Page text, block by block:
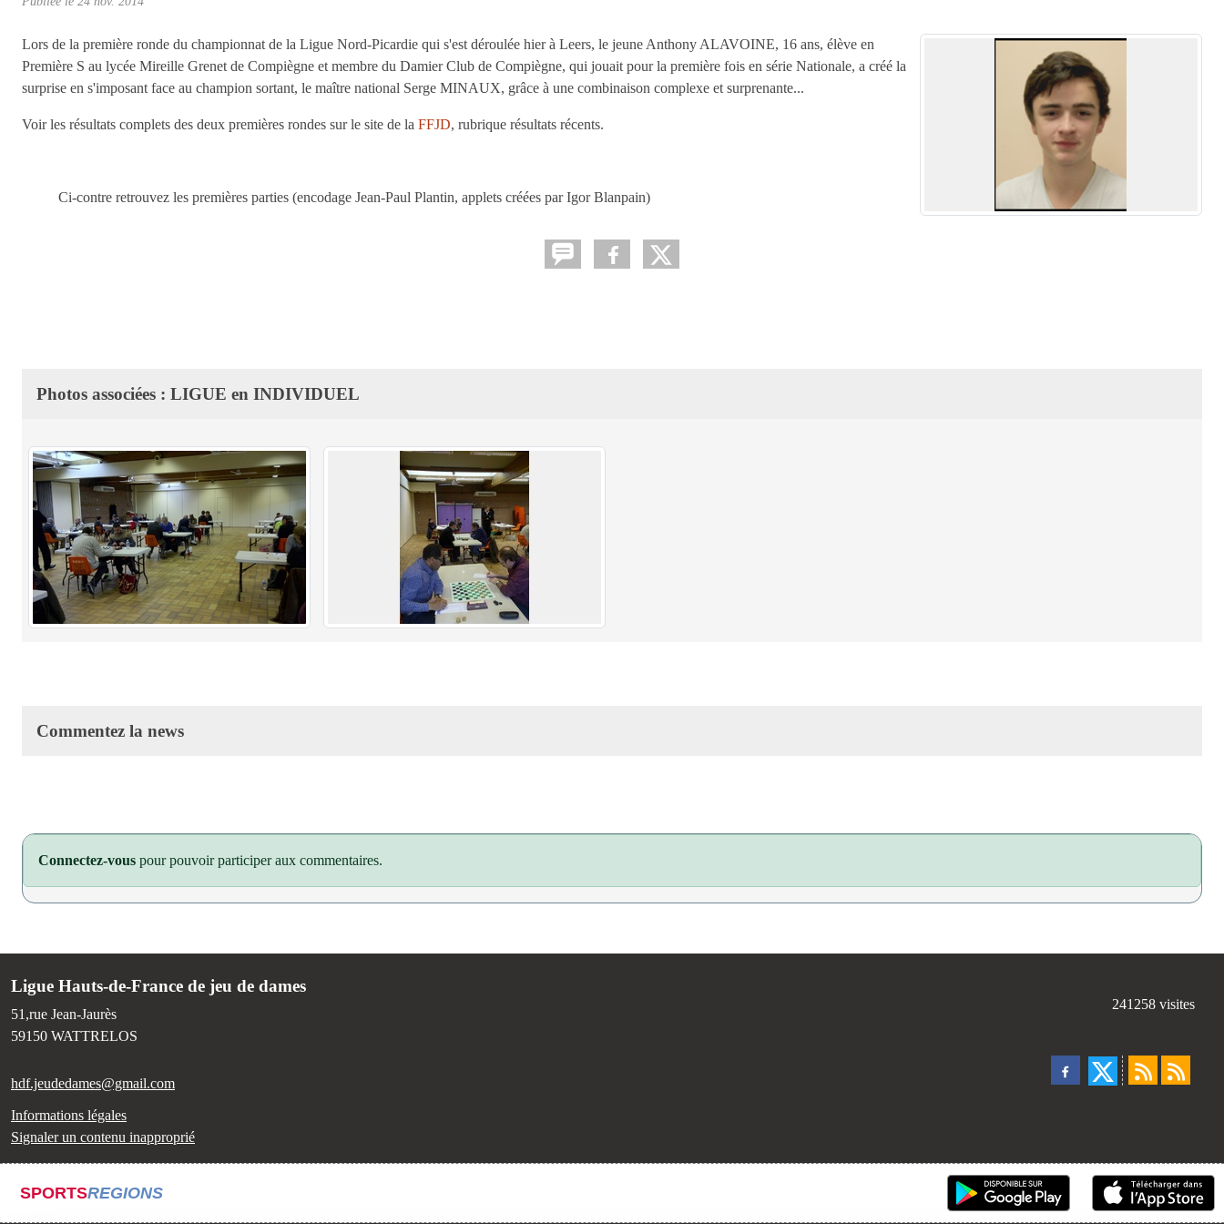
Lors de la première ronde du championnat de la Ligue Nord-Picardie qui s'est déroulée hier à Leers, le jeune Anthony ALAVOINE, 16 ans, élève en
Première S au lycée Mireille Grenet de Compiègne et membre du Damier Club de Compiègne, qui jouait pour la première fois en série Nationale, a créé la
surprise en s'imposant face au champion sortant, le maître national Serge MINAUX, grâce à une combinaison complexe et surprenante...
Voir les résultats complets des deux premières rondes sur le site de la FFJD, rubrique résultats récents.
Ci-contre retrouvez les premières parties (encodage Jean-Paul Plantin, applets créées par Igor Blanpain)
Photos associées : LIGUE en INDIVIDUEL
Commentez la news
Connectez-vous pour pouvoir participer aux commentaires.
Ligue Hauts-de-France de jeu de dames
51,rue Jean-Jaurès
59150 WATTRELOS
hdf.jeudedames@gmail.com
Informations légales
Signaler un contenu inapproprié
241258 visites
SPORTSREGIONS